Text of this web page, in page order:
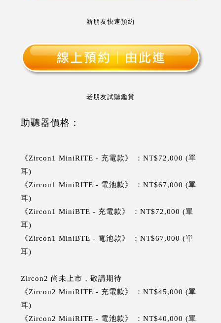
新朋友快速預約
老朋友試聽鑑賞
助聽器價格：
《Zircon1 MiniRITE - 充電款》 ：NT$72,000 (單
耳)
《Zircon1 MiniRITE - 電池款》 ：NT$67,000 (單
耳)
《Zircon1 MiniBTE - 充電款》 ：NT$72,000 (單
耳)
《Zircon1 MiniBTE - 電池款》 ：NT$67,000 (單
耳)
Zircon2 尚未上市，敬請期待
《Zircon2 MiniRITE - 充電款》 ：NT$45,000 (單
耳)
《Zircon2 MiniRITE - 電池款》 ：NT$40,000 (單